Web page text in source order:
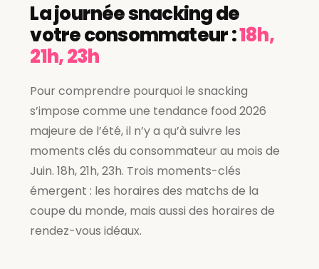
La journée snacking de
votre consommateur :18h,
21h, 23h
Pour comprendre pourquoi le snacking
s’impose comme une tendance food 2026
majeure de l’été, il n’y a qu’à suivre les
moments clés du consommateur au mois de
Juin. 18h, 21h, 23h. Trois moments-clés
émergent : les horaires des matchs de la
coupe du monde, mais aussi des horaires de
rendez-vous idéaux.